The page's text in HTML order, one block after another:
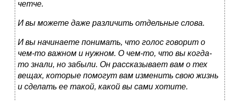
четче.
И вы можете даже различить отдельные слова.
И вы начинаете понимать, что голос говорит о
чем-то важном и нужном. О чем-то, что вы когда-
то знали, но забыли. Он рассказывает вам о тех
вещах, которые помогут вам изменить свою жизнь
и сделать ее такой, какой вы сами хотите.